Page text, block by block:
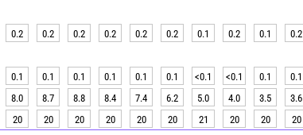
0.2 0.2 0.2 0.2 0.2 0.2 0.1 0.2 0.1 0.2
0.1 0.1 0.1 0.1 0.1 0.1 <0.1 <0.1 0.1 0.1
8.0 8.7 8.8 8.4 7.4 6.2 5.0 4.0 3.5 3.6
20 20 20 20 20 20 21 20 20 20